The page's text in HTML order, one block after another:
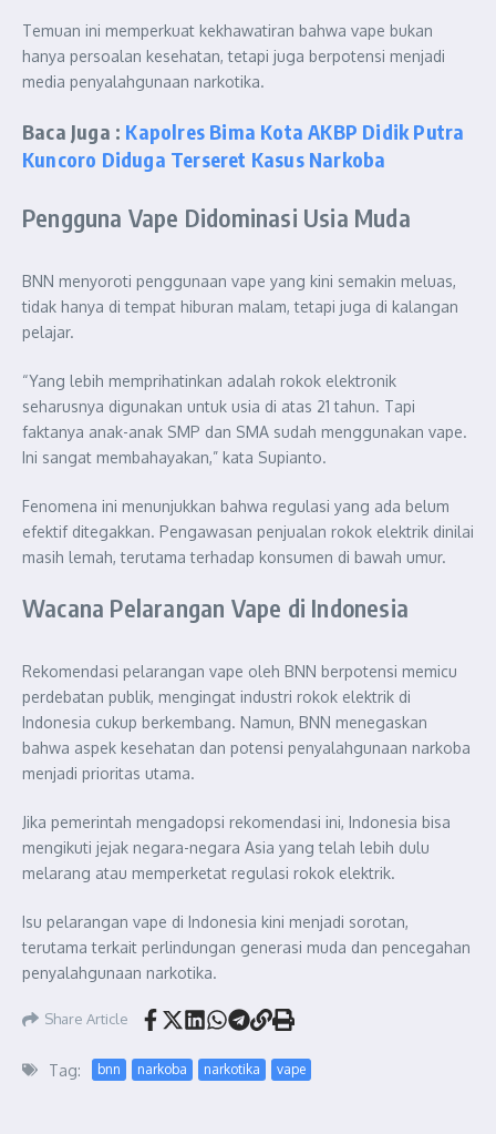
Temuan ini memperkuat kekhawatiran bahwa vape bukan
hanya persoalan kesehatan, tetapi juga berpotensi menjadi
media penyalahgunaan narkotika.
Baca Juga : Kapolres Bima Kota AKBP Didik Putra
Kuncoro Diduga Terseret Kasus Narkoba
Pengguna Vape Didominasi Usia Muda
BNN menyoroti penggunaan vape yang kini semakin meluas,
tidak hanya di tempat hiburan malam, tetapi juga di kalangan
pelajar.
“Yang lebih memprihatinkan adalah rokok elektronik
seharusnya digunakan untuk usia di atas 21 tahun. Tapi
faktanya anak-anak SMP dan SMA sudah menggunakan vape.
Ini sangat membahayakan,” kata Supianto.
Fenomena ini menunjukkan bahwa regulasi yang ada belum
efektif ditegakkan. Pengawasan penjualan rokok elektrik dinilai
masih lemah, terutama terhadap konsumen di bawah umur.
Wacana Pelarangan Vape di Indonesia
Rekomendasi pelarangan vape oleh BNN berpotensi memicu
perdebatan publik, mengingat industri rokok elektrik di
Indonesia cukup berkembang. Namun, BNN menegaskan
bahwa aspek kesehatan dan potensi penyalahgunaan narkoba
menjadi prioritas utama.
Jika pemerintah mengadopsi rekomendasi ini, Indonesia bisa
mengikuti jejak negara-negara Asia yang telah lebih dulu
melarang atau memperketat regulasi rokok elektrik.
Isu pelarangan vape di Indonesia kini menjadi sorotan,
terutama terkait perlindungan generasi muda dan pencegahan
penyalahgunaan narkotika.
Share Article
Tag: bnn narkoba narkotika vape